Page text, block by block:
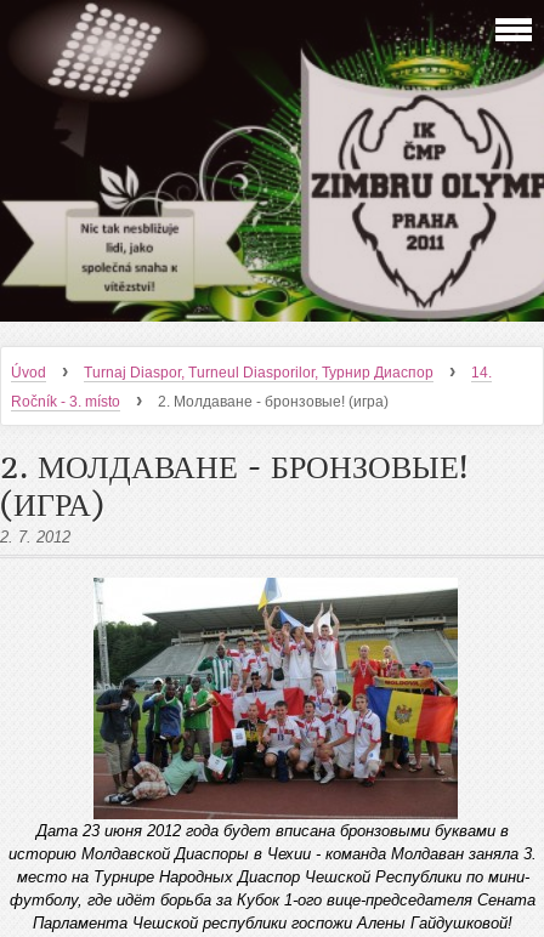
Úvod › Turnaj Diaspor, Turneul Diasporilor, Турнир Диаспор ›
14.
Ročník - 3. místo
› 2. Молдаване - бронзовые! (игра)
2. МОЛДАВАНЕ - БРОНЗОВЫЕ!
(ИГРА)
2. 7. 2012
Дата 23 июня 2012 года будет вписана бронзовыми буквами в
историю Молдавской Диаспоры в Чехии - команда Молдаван заняла 3.
место на Турнире Народных Диаспор Чешской Республики по мини-
футболу, где идёт борьба за Кубок 1-ого вице-председателя Сената
Парламента Чешской республики госпожи Алены Гайдушковой!